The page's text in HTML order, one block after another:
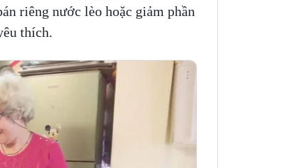
riêng nước lèo hoặc giảm phần
thích.